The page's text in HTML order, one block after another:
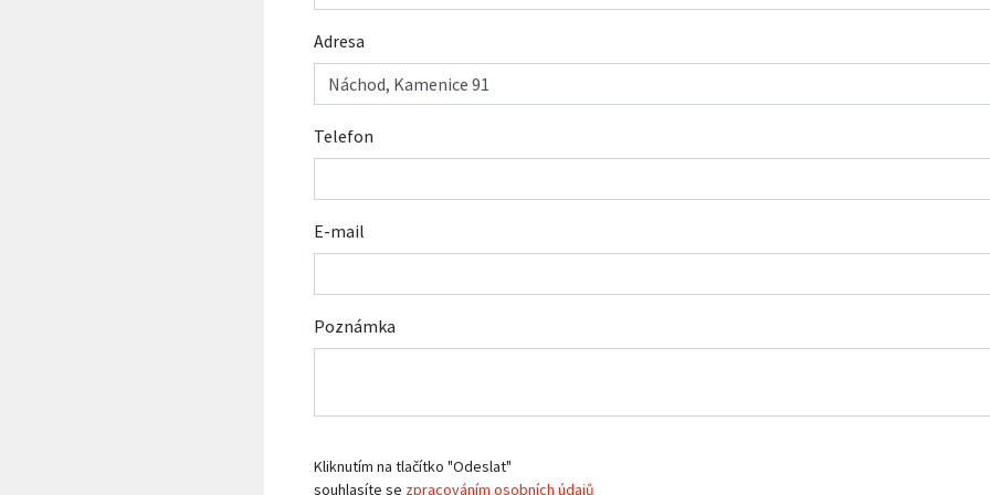
Adresa
Telefon
E-mail
Poznámka
Kliknutím na tlačítko "Odeslat"
souhlasíte se zpracováním osobních údajů